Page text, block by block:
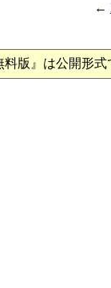
←
料版』は公開形